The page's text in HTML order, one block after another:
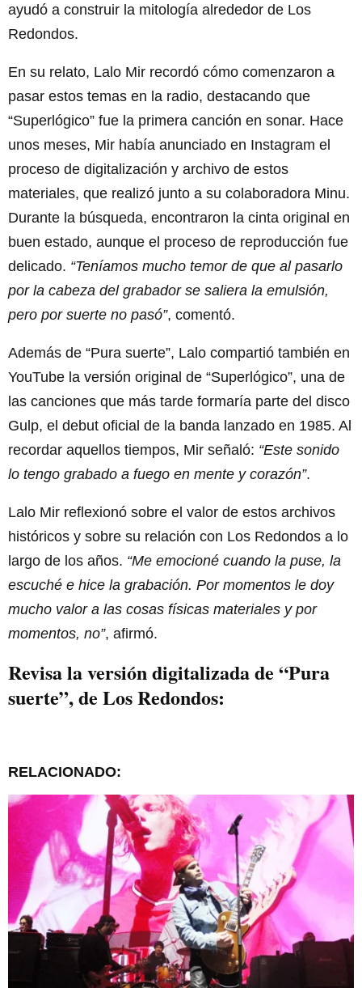
ayudó a construir la mitología alrededor de Los
Redondos.
En su relato, Lalo Mir recordó cómo comenzaron a
pasar estos temas en la radio, destacando que
“Superlógico” fue la primera canción en sonar. Hace
unos meses, Mir había anunciado en Instagram el
proceso de digitalización y archivo de estos
materiales, que realizó junto a su colaboradora Minu.
Durante la búsqueda, encontraron la cinta original en
buen estado, aunque el proceso de reproducción fue
delicado. “Teníamos mucho temor de que al pasarlo
por la cabeza del grabador se saliera la emulsión,
pero por suerte no pasó”, comentó.
Además de “Pura suerte”, Lalo compartió también en
YouTube la versión original de “Superlógico”, una de
las canciones que más tarde formaría parte del disco
Gulp, el debut oficial de la banda lanzado en 1985. Al
recordar aquellos tiempos, Mir señaló: “Este sonido
lo tengo grabado a fuego en mente y corazón”.
Lalo Mir reflexionó sobre el valor de estos archivos
históricos y sobre su relación con Los Redondos a lo
largo de los años. “Me emocioné cuando la puse, la
escuché e hice la grabación. Por momentos le doy
mucho valor a las cosas físicas materiales y por
momentos, no”, afirmó.
Revisa la versión digitalizada de “Pura
suerte”, de Los Redondos:
RELACIONADO: